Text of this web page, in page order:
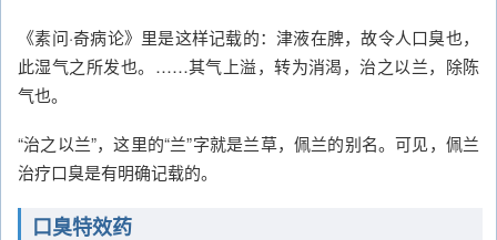
《素问·奇病论》里是这样记载的：津液在脾，故令人口臭也，
此湿气之所发也。……其气上溢，转为消渴，治之以兰，除陈
气也。
“治之以兰”，这里的“兰”字就是兰草，佩兰的别名。可见，佩兰
治疗口臭是有明确记载的。
口臭特效药